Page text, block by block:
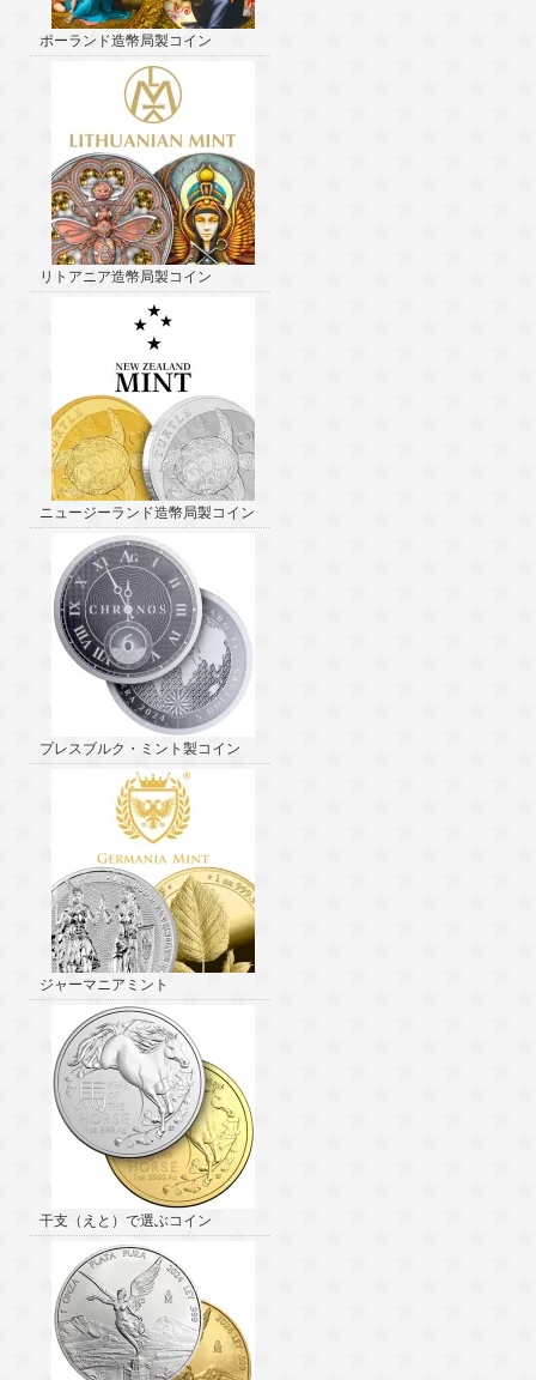
ポーランド造幣局製コイン
リトアニア造幣局製コイン
ニュージーランド造幣局製コイン
プレスブルク・ミント製コイン
ジャーマニアミント
干支（えと）で選ぶコイン